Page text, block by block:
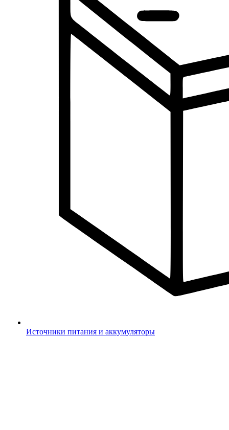
Источники питания и аккумуляторы